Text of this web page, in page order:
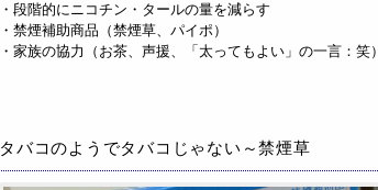
・段階的にニコチン・タールの量を減らす
・禁煙補助商品（禁煙草、パイポ）
・家族の協力（お茶、声援、「太ってもよい」の一言：笑）
タバコのようでタバコじゃない～禁煙草